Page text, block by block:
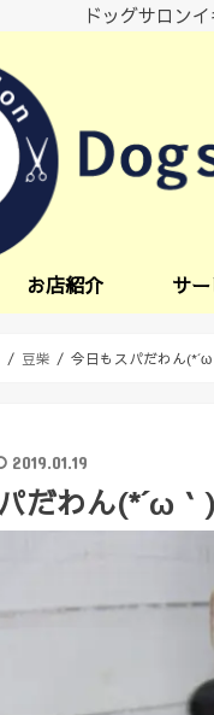
ドッグサロン
お店紹介 サ
豆柴 今日もスパだわん(*´ω
2019.01.19
だわん(*´ω｀)